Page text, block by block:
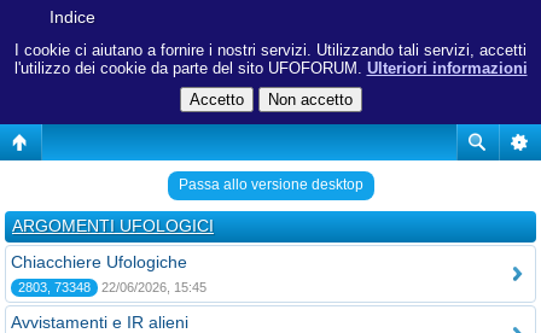
I cookie ci aiutano a fornire i nostri servizi. Utilizzando tali servizi, accetti
l'utilizzo dei cookie da parte del sito UFOFORUM. Ulteriori informazioni
Indice
Passa allo versione desktop
ARGOMENTI UFOLOGICI
Chiacchiere Ufologiche
2803, 73348 22/06/2026, 15:45
Avvistamenti e IR alieni